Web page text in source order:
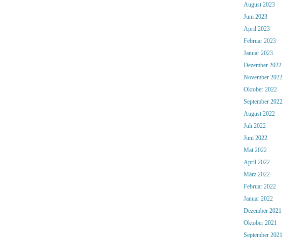
August 2023
Juni 2023
April 2023
Februar 2023
Januar 2023
Dezember 2022
November 2022
Oktober 2022
September 2022
August 2022
Juli 2022
Juni 2022
Mai 2022
April 2022
März 2022
Februar 2022
Januar 2022
Dezember 2021
Oktober 2021
September 2021